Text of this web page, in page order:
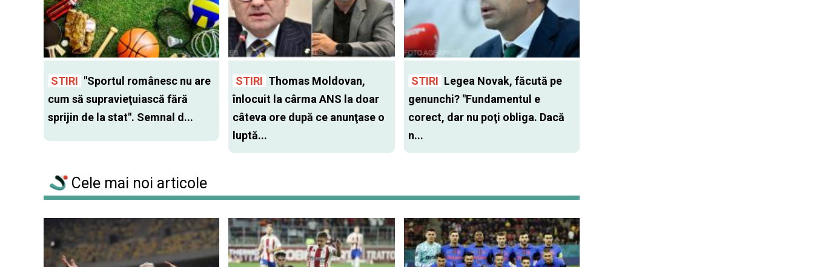
STIRI "Sportul românesc nu are
cum să supravieţuiască fără
sprijin de la stat". Semnal d...
STIRI Thomas Moldovan,
înlocuit la cârma ANS la doar
câteva ore după ce anunţase o
luptă...
STIRI Legea Novak, făcută pe
genunchi? "Fundamentul e
corect, dar nu poţi obliga. Dacă
n...
Cele mai noi articole